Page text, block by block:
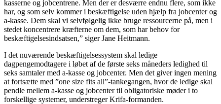
kasserne og jobcentrene. Men der er desværre endnu flere, som ikke
har, og som selv kommer i beskæftigelse uden hjælp fra jobcenter og
a-kasse. Dem skal vi selvfølgelig ikke bruge ressourcerne på, men i
stedet koncentrere kræfterne om dem, som har behov for
beskæftigelsesindsatsen,” siger Jane Heitmann.
I det nuværende beskæftigelsessystem skal ledige
dagpengemodtagere i løbet af de første seks måneders ledighed til
seks samtaler med a-kasse og jobcenter. Men det giver ingen mening
at fortsætte med ”one size fits all”-tankegangen, hvor de ledige skal
pendle mellem a-kasse og jobcenter til obligatoriske møder i to
forskellige systemer, understreger Krifa-formanden.